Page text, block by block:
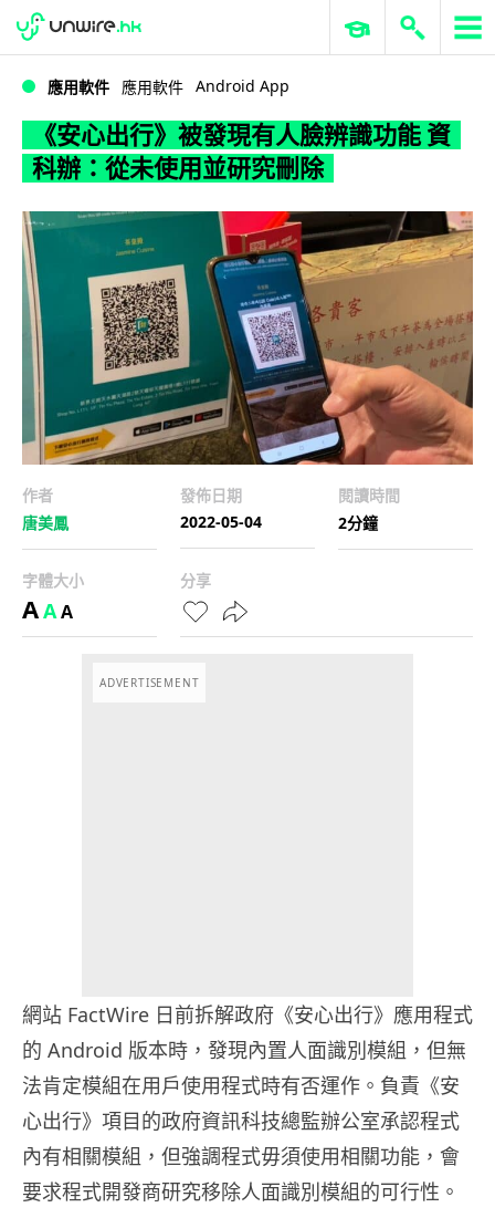
WWDC 2026 ERP 與商業 AI
應用軟件 應用軟件 Android App
《安心出行》被發現有人臉辨識功能 資
科辦：從未使用並研究刪除
作者
唐美鳳
發佈日期
2022-05-04
閱讀時間
2分鐘
字體大小
AAA
分享
ADVERTISEMENT
網站 FactWire 日前拆解政府《安心出行》應用程式
的 Android 版本時，發現內置人面識別模組，但無
法肯定模組在用戶使用程式時有否運作。負責《安
心出行》項目的政府資訊科技總監辦公室承認程式
內有相關模組，但強調程式毋須使用相關功能，會
要求程式開發商研究移除人面識別模組的可行性。